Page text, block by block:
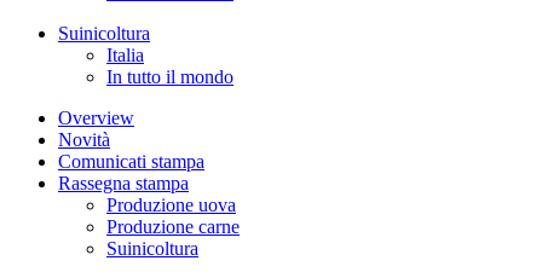
Suinicoltura
Italia
In tutto il mondo
Overview
Novità
Comunicati stampa
Rassegna stampa
Produzione uova
Produzione carne
Suinicoltura